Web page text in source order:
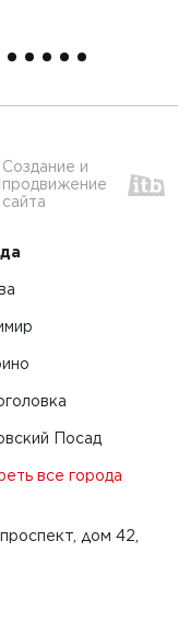
Создание и
продвижение
сайта
Посад
все города
дом 42,